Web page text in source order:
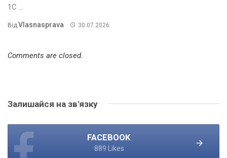
1С ...
Від Vlasnasprava 30.07.2026
Comments are closed.
Залишайся на зв'язку
FACEBOOK
889 Likes